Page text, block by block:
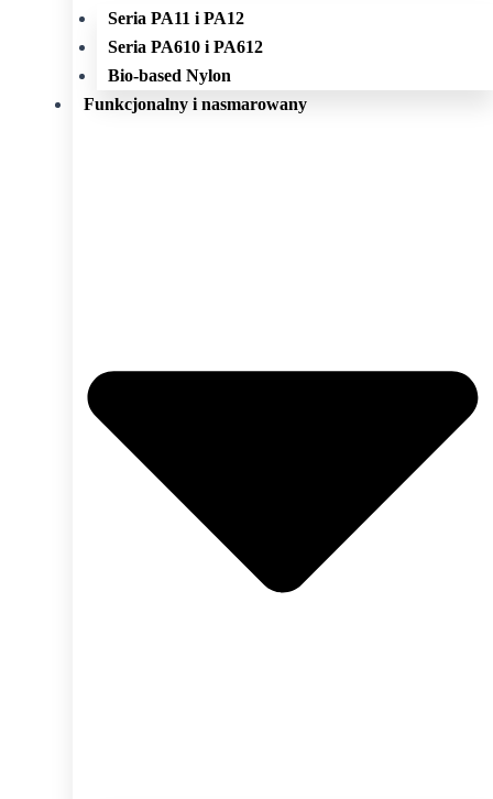
Seria PA11 i PA12
Seria PA610 i PA612
Bio-based Nylon
Funkcjonalny i nasmarowany